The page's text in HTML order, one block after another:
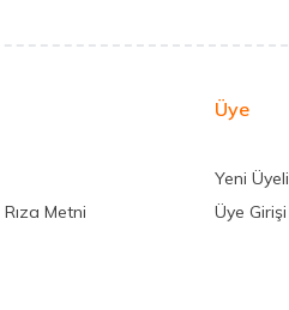
Metni
Üye
Yeni
Üye Girişi